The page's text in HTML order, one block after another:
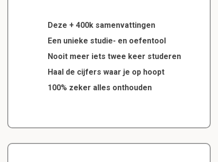
Deze + 400k samenvattingen
Een unieke studie- en oefentool
Nooit meer iets twee keer studeren
Haal de cijfers waar je op hoopt
100% zeker alles onthouden